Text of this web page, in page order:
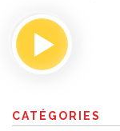
CATÉGORIES